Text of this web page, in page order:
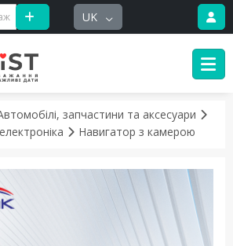
UK
запчастини та аксесуари
Навигатор з камерою